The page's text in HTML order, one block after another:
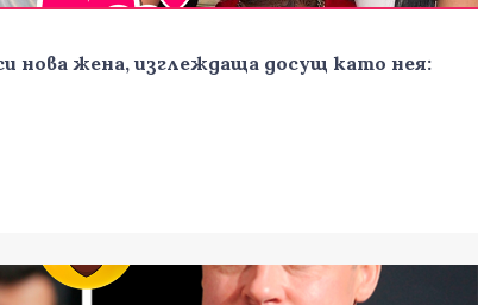
нова жена, изглеждаща досущ като нея: